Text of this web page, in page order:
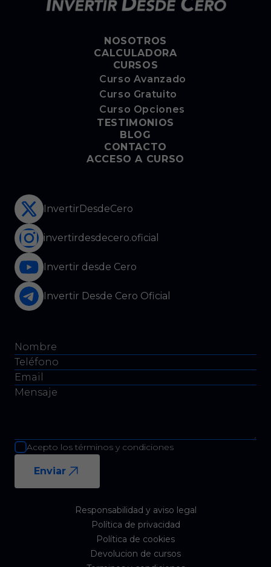
NOSOTROS
CALCULADORA
CURSOS
Curso Avanzado
Curso Gratuito
Curso Opciones
TESTIMONIOS
BLOG
CONTACTO
ACCESO A CURSO
InvertirDesdeCero
invertirdesdecero.oficial
Invertir desde Cero
Invertir Desde Cero Oficial
Acepto los términos y condiciones
Enviar
Responsabilidad y aviso legal
Política de privacidad
Política de cookies
Devolucion de cursos